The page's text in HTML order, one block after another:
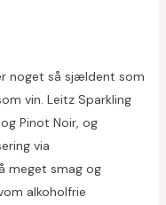
noget så sjældent som
vin. Leitz Sparkling
Pinot Noir, og
via
meget smag og
alkoholfrie